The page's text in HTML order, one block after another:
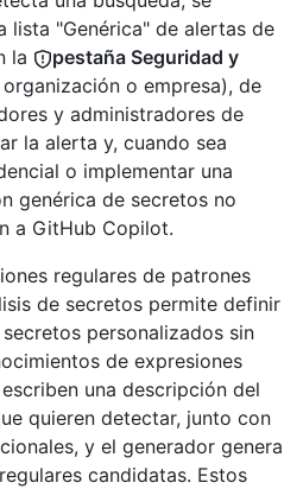
lista "Genérica" de alertas de
la
pestaña Seguridad y
o empresa), de
y administradores de
la alerta y, cuando sea
o implementar una
genérica de secretos no
a GitHub Copilot.
regulares de patrones
de secretos permite definir
personalizados sin
de expresiones
una descripción del
quieren detectar, junto con
y el generador genera
candidatas. Estos